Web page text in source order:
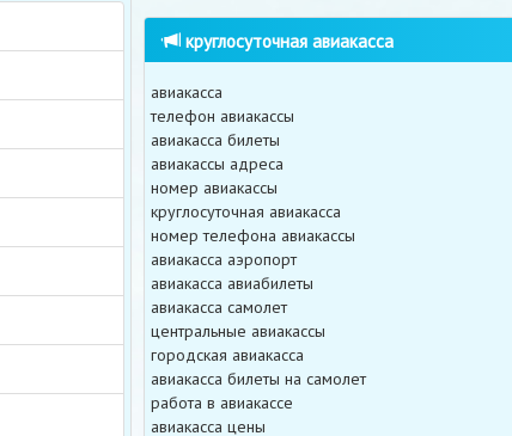
круглосуточная авиакасса
авиакасса
телефон авиакассы
авиакасса билеты
авиакассы адреса
номер авиакассы
круглосуточная авиакасса
номер телефона авиакассы
авиакасса аэропорт
авиакасса авиабилеты
авиакасса самолет
центральные авиакассы
городская авиакасса
авиакасса билеты на самолет
работа в авиакассе
авиакасса цены